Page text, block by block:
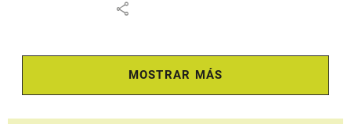
share
MOSTRAR MÁS